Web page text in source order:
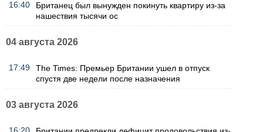
16:40
Британец был вынужден покинуть квартиру из-за
нашествия тысячи ос
04 августа 2026
17:49
The Times: Премьер Британии ушел в отпуск
спустя две недели после назначения
03 августа 2026